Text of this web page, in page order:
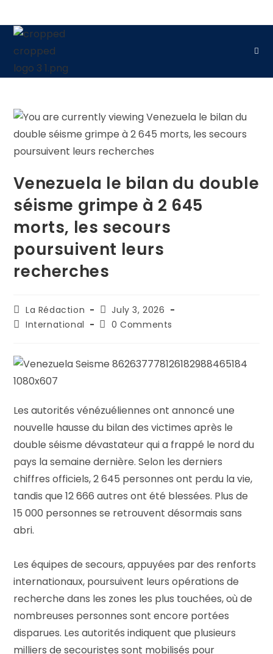
Venezuela le bilan du double
séisme grimpe à 2 645
morts, les secours
poursuivent leurs
recherches
La Rédaction
July 3, 2026
International
0 Comments
Les autorités vénézuéliennes ont annoncé une
nouvelle hausse du bilan des victimes après le
double séisme dévastateur qui a frappé le nord du
pays la semaine dernière. Selon les derniers
chiffres officiels, 2 645 personnes ont perdu la vie,
tandis que 12 666 autres ont été blessées. Plus de
15 000 personnes se retrouvent désormais sans
abri.
Les équipes de secours, appuyées par des renforts
internationaux, poursuivent leurs opérations de
recherche dans les zones les plus touchées, où de
nombreuses personnes sont encore portées
disparues. Les autorités indiquent que plusieurs
milliers de secouristes sont mobilisés pour